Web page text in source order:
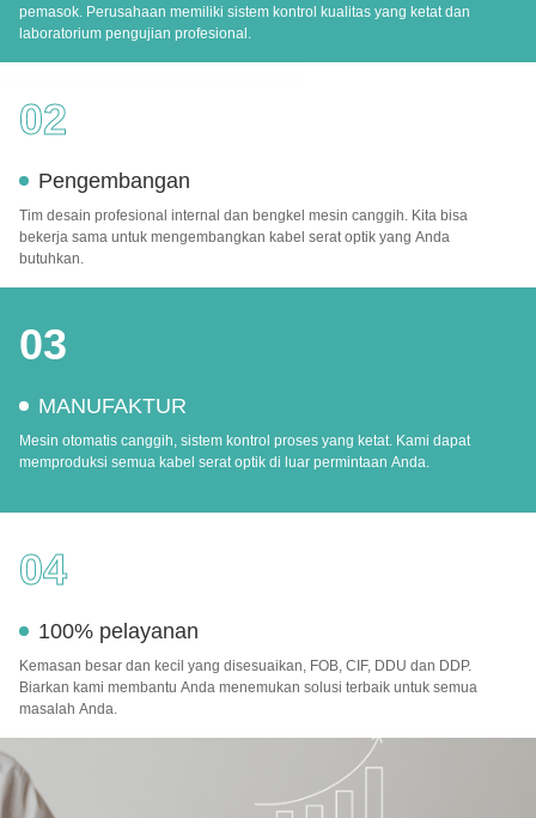
pemasok. Perusahaan memiliki sistem kontrol kualitas yang ketat dan
laboratorium pengujian profesional.
02
Pengembangan
Tim desain profesional internal dan bengkel mesin canggih. Kita bisa
bekerja sama untuk mengembangkan kabel serat optik yang Anda
butuhkan.
03
MANUFAKTUR
Mesin otomatis canggih, sistem kontrol proses yang ketat. Kami dapat
memproduksi semua kabel serat optik di luar permintaan Anda.
04
100% pelayanan
Kemasan besar dan kecil yang disesuaikan, FOB, CIF, DDU dan DDP.
Biarkan kami membantu Anda menemukan solusi terbaik untuk semua
masalah Anda.